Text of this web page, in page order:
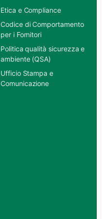
Etica e Compliance
Codice di Comportamento
per i Fornitori
Politica qualità sicurezza e
ambiente (QSA)
Ufficio Stampa e
Comunicazione